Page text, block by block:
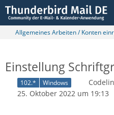
Allgemeines Arbeiten / Konten
Einstellung
102.* Windows
25. Oktober 2022 um 19:13